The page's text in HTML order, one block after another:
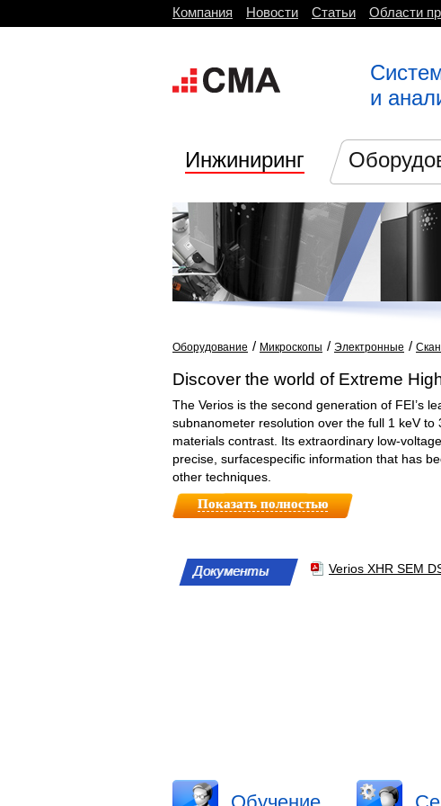
Компания Новости Статьи Области
и
Инжиниринг
Оборудование / Микроскопы / Электронные /
Discover the world of Extreme
The Verios is the second generation of FEI’s
subnanometer resolution over the full 1 keV
materials contrast. Its extraordinary low-
precise, surfacespecific information that has
other techniques.
Показать полностью
Документы Verios XHR SEM